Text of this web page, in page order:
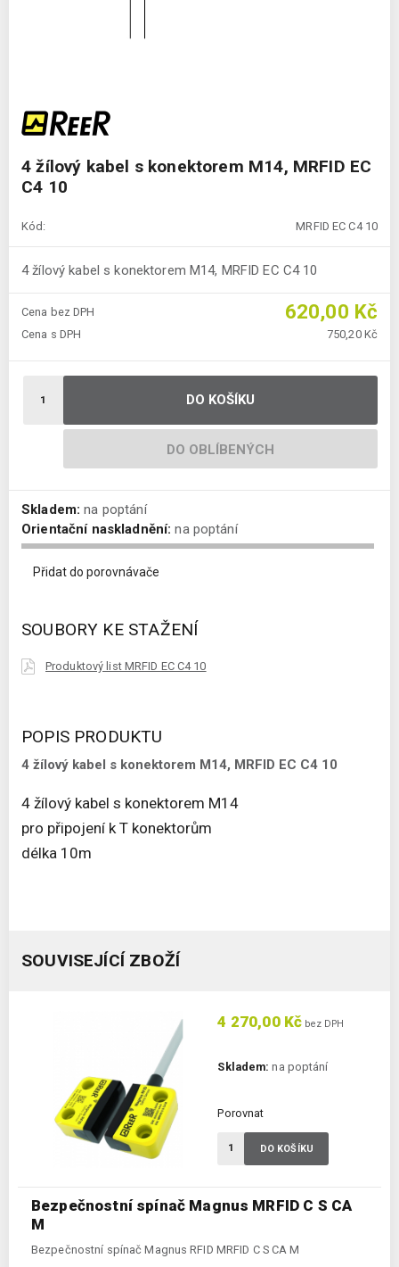
4 žílový kabel s konektorem M14, MRFID EC
C4 10
Kód: MRFID EC C4 10
4 žílový kabel s konektorem M14, MRFID EC C4 10
Cena bez DPH 620,00 Kč
Cena s DPH 750,20 Kč
DO KOŠÍKU
DO OBLÍBENÝCH
Skladem: na poptání
Orientační naskladnění: na poptání
Přidat do porovnávače
SOUBORY KE STAŽENÍ
Produktový list MRFID EC C4 10
POPIS PRODUKTU
4 žílový kabel s konektorem M14, MRFID EC C4 10
4 žílový kabel s konektorem M14
pro připojení k T konektorům
délka 10m
SOUVISEJÍCÍ ZBOŽÍ
Bezpečnostní spínač Magnus MRFID C S CA
M
Bezpečnostní spínač Magnus RFID MRFID C S CA M
4 270,00 Kč bez DPH
Skladem: na poptání
Porovnat
DO KOŠÍKU